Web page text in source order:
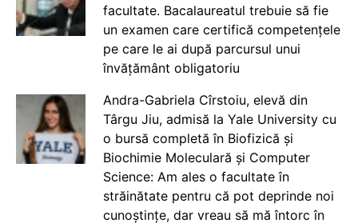
facultate. Bacalaureatul trebuie să fie
un examen care certifică competențele
pe care le ai după parcursul unui
învățământ obligatoriu
Andra-Gabriela Cîrstoiu, elevă din
Târgu Jiu, admisă la Yale University cu
o bursă completă în Biofizică și
Biochimie Moleculară și Computer
Science: Am ales o facultate în
străinătate pentru că pot deprinde noi
cunoștințe, dar vreau să mă întorc în